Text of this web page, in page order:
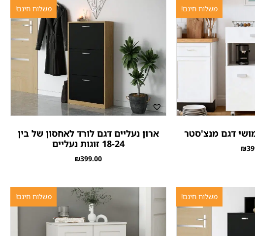
משלוח חינם!
דגם מנצ'סטר
₪
משלוח חינם!
ארון נעליים דגם לורד לאחסון של בין
18-24 זוגות נעליים
₪399.00
משלוח חינם! משלוח חינם!